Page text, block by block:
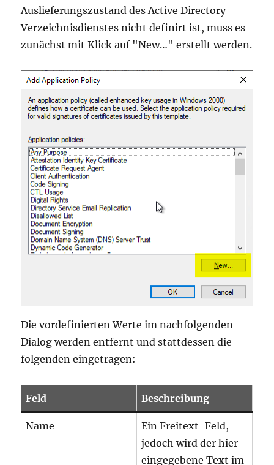
Auslieferungszustand des Active Directory
Verzeichnisdienstes nicht definirt ist, muss es
zunächst mit Klick auf "New…" erstellt werden.
Die vordefinierten Werte im nachfolgenden
Dialog werden entfernt und stattdessen die
folgenden eingetragen:
Feld Beschreibung
Name
Ein Freitext-Feld,
jedoch wird der hier
eingegebene Text im